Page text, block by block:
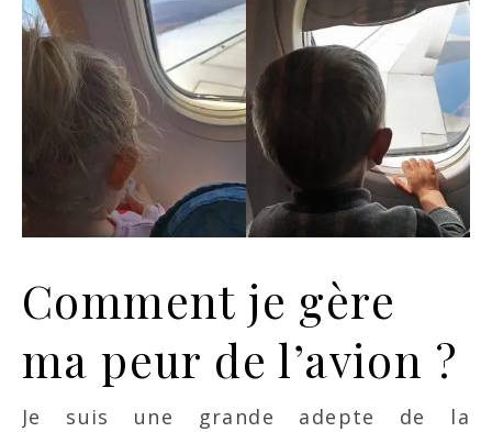
Comment je gère
ma peur de l’avion ?
Je suis une grande adepte de la